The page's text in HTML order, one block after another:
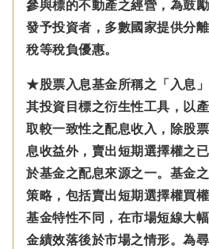
參與標的不動產之經營，為鼓
發予投資者，多數國家提供分
稅等稅負優惠。
★股票入息基金所稱之「入息
其投資目標之衍生性工具，以
取較一致性之配息收入，除股
息收益外，賣出短期選擇權之
於基金之配息來源之一。基金
策略，包括賣出短期選擇權買
基金特性不同，在市場短線大
金績效落後於市場之情形。為